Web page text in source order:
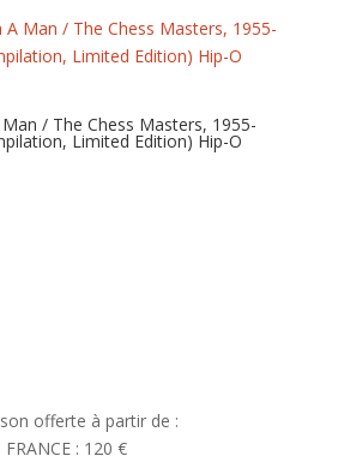
/ The Chess Masters, 1955-
Limited Edition) Hip-O
offerte à partir de :
FRANCE : 120 €